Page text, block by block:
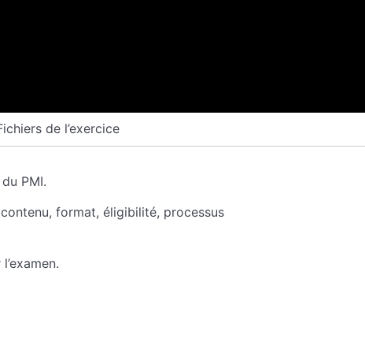
de l’exercice
PMI.
format, éligibilité, processus